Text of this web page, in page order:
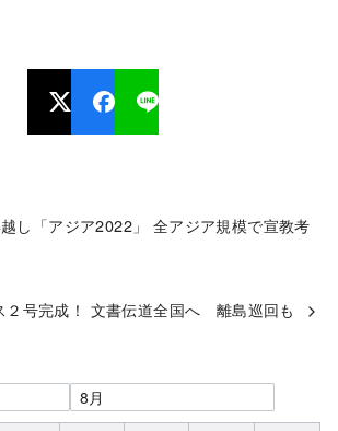
し「アジア2022」 全アジア規模で宣教考
２号完成！ 文書伝道全国へ 離島巡回も